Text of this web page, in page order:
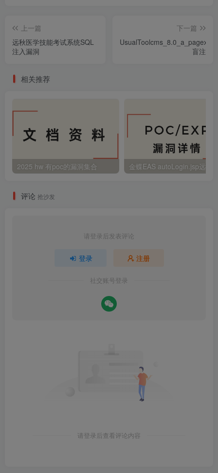
上一篇
远秋医学技能考试系统SQL
注入漏洞
下一篇
盲注
相关推荐
2025 hw 有poc的漏洞集合
评论 抢沙发
请登录后发表评论
登录 注册
社交账号登录
请登录后查看评论内容